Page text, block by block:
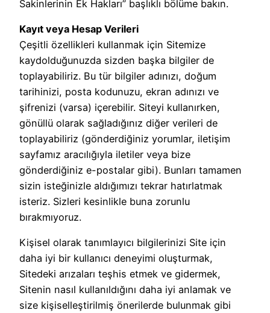
Sakinlerinin Ek Hakları” başlıklı bölüme bakın.
Kayıt veya Hesap Verileri
Çeşitli özellikleri kullanmak için Sitemize
kaydolduğunuzda sizden başka bilgiler de
toplayabiliriz. Bu tür bilgiler adınızı, doğum
tarihinizi, posta kodunuzu, ekran adınızı ve
şifrenizi (varsa) içerebilir. Siteyi kullanırken,
gönüllü olarak sağladığınız diğer verileri de
toplayabiliriz (gönderdiğiniz yorumlar, iletişim
sayfamız aracılığıyla iletiler veya bize
gönderdiğiniz e-postalar gibi). Bunları tamamen
sizin isteğinizle aldığımızı tekrar hatırlatmak
isteriz. Sizleri kesinlikle buna zorunlu
bırakmıyoruz.
Kişisel olarak tanımlayıcı bilgilerinizi Site için
daha iyi bir kullanıcı deneyimi oluşturmak,
Sitedeki arızaları teşhis etmek ve gidermek,
Sitenin nasıl kullanıldığını daha iyi anlamak ve
size kişiselleştirilmiş önerilerde bulunmak gibi